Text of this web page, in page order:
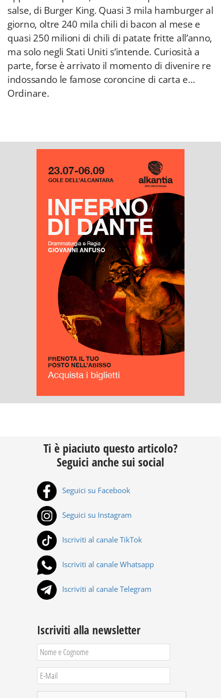
salse, di Burger King. Quasi 3 mila hamburger al
giorno, oltre 240 mila chili di bacon al mese e
quasi 250 milioni di chili di patate fritte all’anno,
ma solo negli Stati Uniti s’intende. Curiosità a
parte, forse è arrivato il momento di divenire re
indossando le famose coroncine di carta e…
Ordinare.
Ti è piaciuto questo articolo?
Seguici anche sui social
Seguici su Facebook
Seguici su Instagram
Iscriviti al canale TikTok
Iscriviti al canale Whatsapp
Iscriviti al canale Telegram
Iscriviti alla newsletter